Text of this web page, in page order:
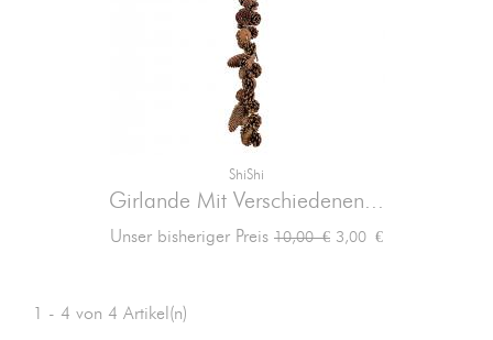
ShiShi
Girlande Mit Verschiedenen...
Unser bisheriger Preis Verkaufspreis
10,00 € Preis
3,00 €
1 - 4 von 4 Artikel(n)